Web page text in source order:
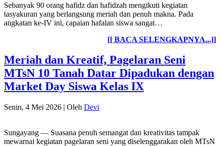
Sebanyak 90 orang hafidz dan hafidzah mengikuti kegiatan
tasyakuran yang berlangsung meriah dan penuh makna. Pada
angkatan ke-IV ini, capaian hafalan siswa sangat…
[[ BACA SELENGKAPNYA...]]
Meriah dan Kreatif, Pagelaran Seni
MTsN 10 Tanah Datar Dipadukan dengan
Market Day Siswa Kelas IX
Senin, 4 Mei 2026 | Oleh Devi
Sungayang — Suasana penuh semangat dan kreativitas tampak
mewarnai kegiatan pagelaran seni yang diselenggarakan oleh MTsN